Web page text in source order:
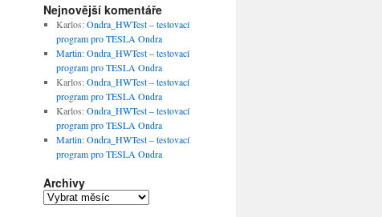
Nejnovější komentáře
Karlos:Ondra_HWTest – testovací
program pro TESLA Ondra
Martin:Ondra_HWTest – testovací
program pro TESLA Ondra
Karlos:Ondra_HWTest – testovací
program pro TESLA Ondra
Karlos:Ondra_HWTest – testovací
program pro TESLA Ondra
Martin:Ondra_HWTest – testovací
program pro TESLA Ondra
Archivy
Archivy